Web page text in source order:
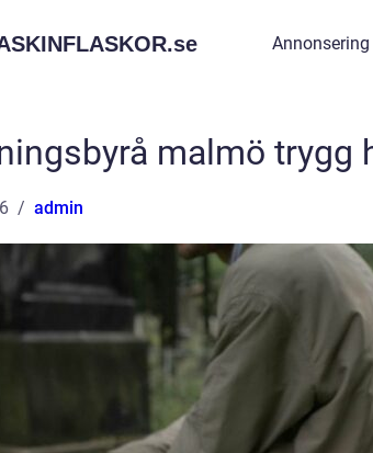
se Annonsering
malmö trygg
admin